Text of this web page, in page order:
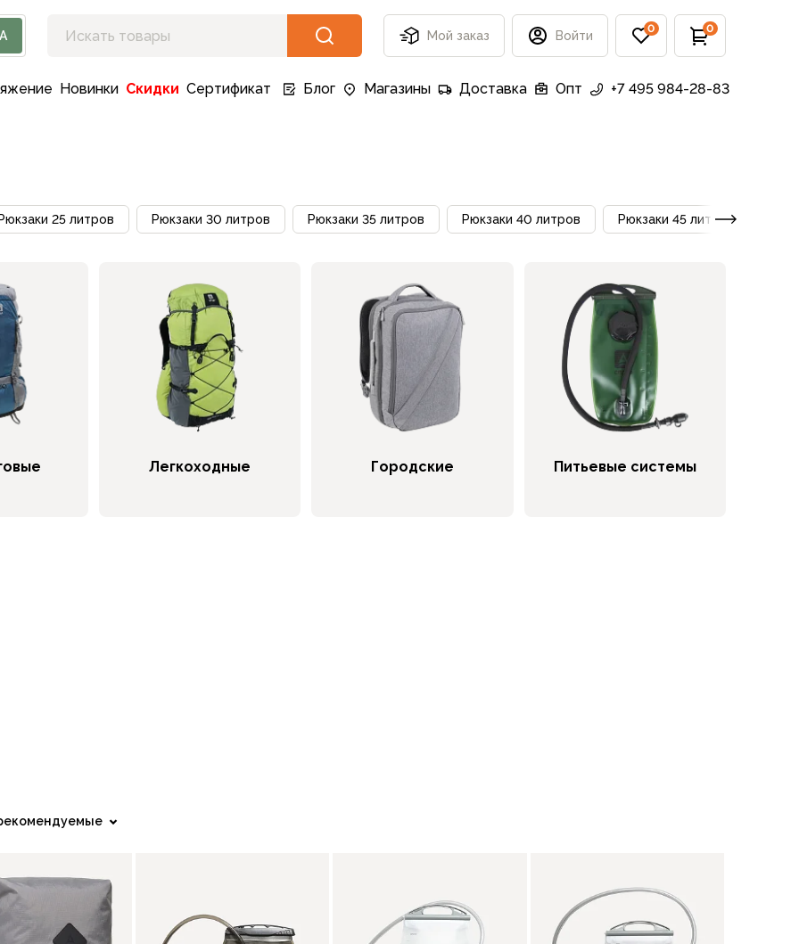
Мой заказ Войти 0 0
Новинки Скидки Сертификат Блог Магазины Доставка Опт +7 495 984-28-83
25 литров Рюкзаки 30 литров Рюкзаки 35 литров Рюкзаки 40 литров Рюкзаки 45 литров
Легкоходные Городские Питьевые системы